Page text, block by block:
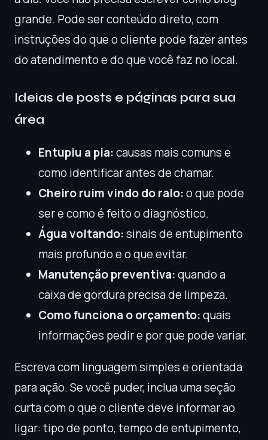
grande. Pode ser conteúdo direto, com
instruções do que o cliente pode fazer antes
do atendimento e do que você faz no local.
Ideias de posts e páginas para sua
área
Entupiu a pia:causas mais comuns e
como identificar antes de chamar.
Cheiro ruim vindo do ralo:o que pode
ser e como é feito o diagnóstico.
Água voltando:sinais de entupimento
mais profundo e o que evitar.
Manutenção preventiva:quando a
caixa de gordura precisa de limpeza.
Como funciona o orçamento:quais
informações pedir e por que pode variar.
Escreva com linguagem simples e orientada
para ação. Se você puder, inclua uma seção
curta com o que o cliente deve informar ao
ligar: tipo de ponto, tempo de entupimento,